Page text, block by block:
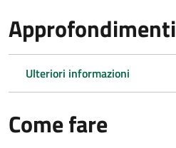
Approfondimenti
Ulteriori informazioni
Come fare